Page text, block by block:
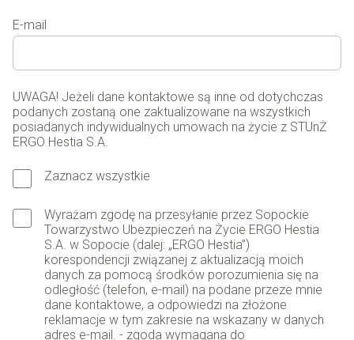
E-mail
UWAGA! Jeżeli dane kontaktowe są inne od dotychczas
podanych zostaną one zaktualizowane na wszystkich
posiadanych indywidualnych umowach na życie z STUnŻ
ERGO Hestia S.A.
Zaznacz wszystkie
Wyrażam zgodę na przesyłanie przez Sopockie
Towarzystwo Ubezpieczeń na Życie ERGO Hestia
S.A. w Sopocie (dalej: „ERGO Hestia”)
korespondencji związanej z aktualizacją moich
danych za pomocą środków porozumienia się na
odległość (telefon, e-mail) na podane przeze mnie
dane kontaktowe, a odpowiedzi na złożone
reklamacje w tym zakresie na wskazany w danych
adres e-mail. - zgoda wymagana do